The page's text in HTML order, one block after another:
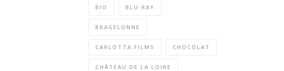
BIO BLU-RAY
BRAGELONNE
CARLOTTA FILMS CHOCOLAT
CHÂTEAU DE LA LOIRE